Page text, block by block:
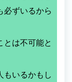
必ずいるから
とは不可能と
もいるかもし